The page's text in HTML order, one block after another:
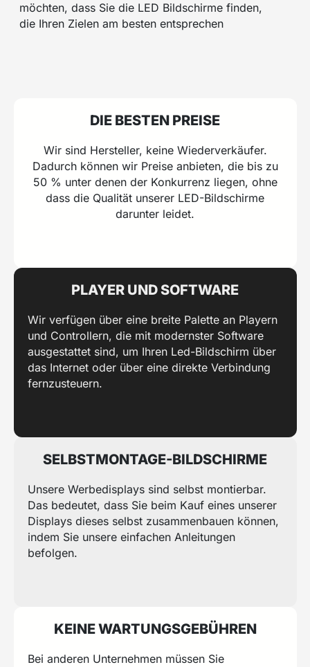
möchten, dass Sie die LED Bildschirme finden,
die Ihren Zielen am besten entsprechen
DIE BESTEN PREISE
Wir sind Hersteller, keine Wiederverkäufer.
Dadurch können wir Preise anbieten, die bis zu
50 % unter denen der Konkurrenz liegen, ohne
dass die Qualität unserer LED-Bildschirme
darunter leidet.
PLAYER UND SOFTWARE
Wir verfügen über eine breite Palette an Playern
und Controllern, die mit modernster Software
ausgestattet sind, um Ihren Led-Bildschirm über
das Internet oder über eine direkte Verbindung
fernzusteuern.
SELBSTMONTAGE-BILDSCHIRME
Unsere Werbedisplays sind selbst montierbar.
Das bedeutet, dass Sie beim Kauf eines unserer
Displays dieses selbst zusammenbauen können,
indem Sie unsere einfachen Anleitungen
befolgen.
KEINE WARTUNGSGEBÜHREN
Bei anderen Unternehmen müssen Sie